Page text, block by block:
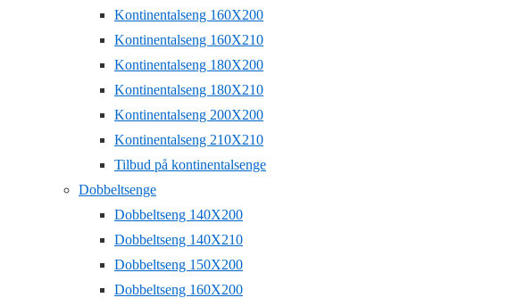
Kontinentalseng 160X200
Kontinentalseng 160X210
Kontinentalseng 180X200
Kontinentalseng 180X210
Kontinentalseng 200X200
Kontinentalseng 210X210
Tilbud på kontinentalsenge
Dobbeltsenge
Dobbeltseng 140X200
Dobbeltseng 140X210
Dobbeltseng 150X200
Dobbeltseng 160X200